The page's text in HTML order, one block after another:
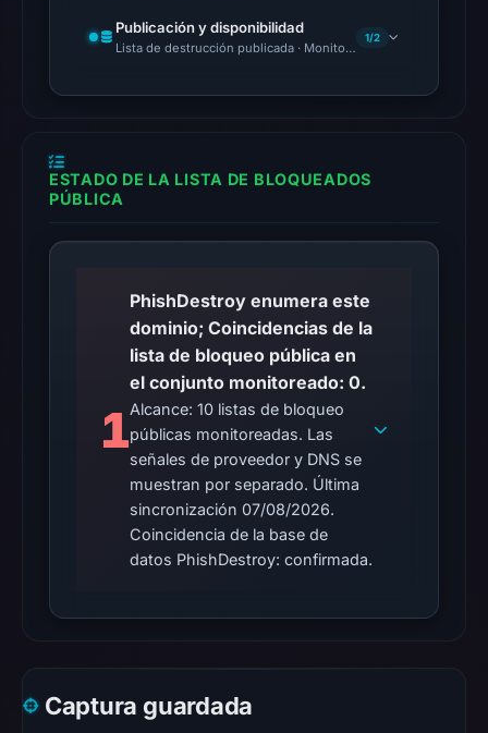
is
No
blocklist
recorded
in
the
snapshot
from
Aug
7,
2026
at
06:20
no
Publicación y disponibilidad
Lista de destrucción publicada · Monitoring Continues
1/2
ESTADO DE LA LISTA DE BLOQUEADOS
PÚBLICA
1
PhishDestroy enumera este
dominio; Coincidencias de la
lista de bloqueo pública en
el conjunto monitoreado: 0.
Alcance: 10 listas de bloqueo
públicas monitoreadas. Las
señales de proveedor y DNS se
muestran por separado. Última
sincronización 07/08/2026.
Coincidencia de la base de
datos PhishDestroy: confirmada.
Captura guardada